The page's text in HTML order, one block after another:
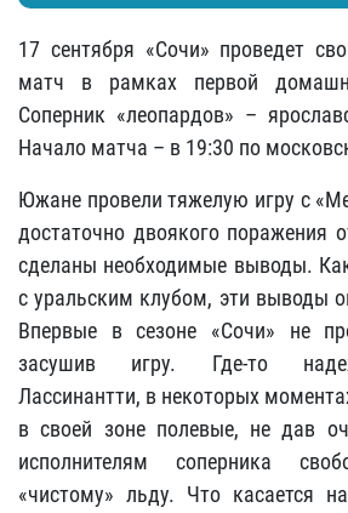
17 сентября «Сочи» проведет
матч в рамках первой
Соперник «леопардов» –
Начало матча – в 19:30 по
Южане провели тяжелую игру с
достаточно двоякого поражения
сделаны необходимые выводы.
с уральским клубом, эти выводы
Впервые в сезоне «Сочи» не
засушив игру. Где-то
Лассинантти, в некоторых
в своей зоне полевые, не дав
исполнителям соперника
«чистому» льду. Что касается